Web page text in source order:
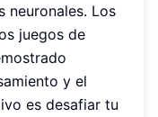
neuronales. Los
juegos de
y el
es desafiar tu